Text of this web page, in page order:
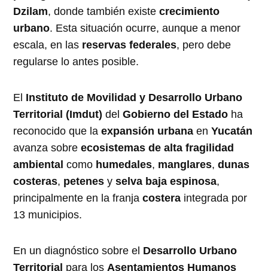
Dzilam, donde también existecrecimiento
urbano. Esta situación ocurre, aunque a menor
escala, en las reservas federales, pero debe
regularse lo antes posible.
El Instituto de Movilidad y Desarrollo Urbano
Territorial (Imdut) delGobierno del Estado ha
reconocido que laexpansión urbana enYucatán
avanza sobreecosistemas de alta fragilidad
ambiental como humedales, manglares,dunas
costeras, petenes yselva baja espinosa,
principalmente en la franjacostera integrada por
13 municipios.
En un diagnóstico sobre el Desarrollo Urbano
Territorial para los Asentamientos Humanos